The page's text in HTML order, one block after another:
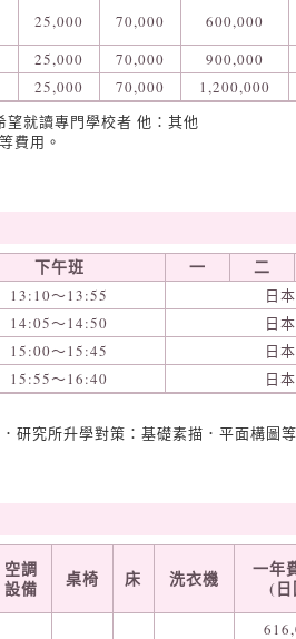
25,000 70,000 600,000
25,000 70,000 900,000
25,000 70,000 1,200,000
就讀專門學校者 他：其他
費用。
下午班 一 二
13:10～13:55
日
14:05～14:50
日
15:00～15:45
日
15:55～16:40
日
究所升學對策：基礎素描．平面構圖等
空調
設備
桌椅 床 洗衣機 一年
(日